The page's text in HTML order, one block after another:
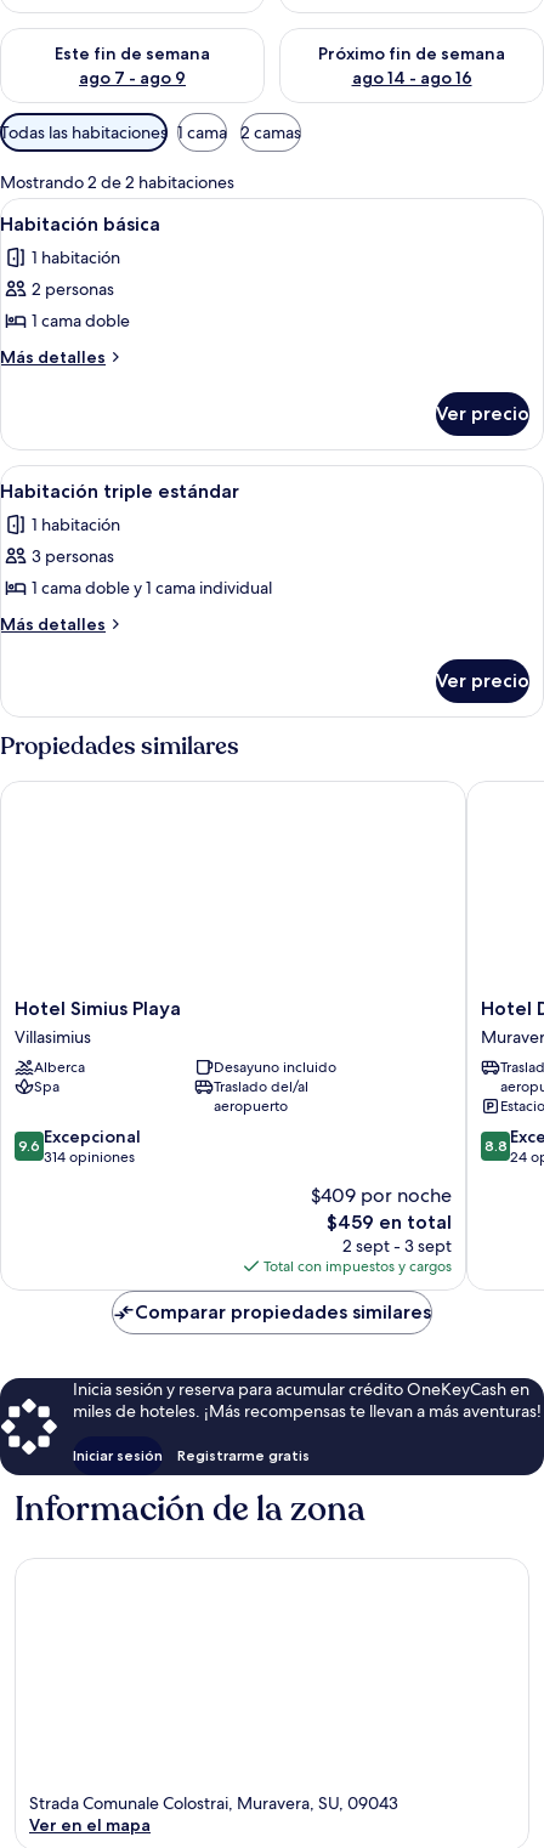
Este fin de semana
ago 7 - ago 9
Consulta la disponibilidad para este fin de semana ago 7 -
Próximo fin de semana
ago 14 - ago 16
Consulta la disponibilidad
Filtros
disponibles
para
las
habitaciones
Todas las habitaciones 1 cama 2 camas
Mostrando 2 de 2 habitaciones
Abrir
todas
las
fotos
de
Habitación
Un dormitorio con cama, mesitas de
4
Habitación básica
1 habitación
2 personas
1 cama doble
Más detalles
Más
básica
Ver precio
Abrir
todas
las
fotos
de
Habitación
Un dormitorio con cama, mesitas de
1
Habitación triple estándar
1 habitación
3 personas
1 cama doble y 1 cama individual
Más detalles
Más
triple
estándar
Ver precio
Propiedades similares
Hotel
Simius
Playa
Villasimius
Hotel Simius Playa
Villasimius
Alberca
Desayuno incluido
Spa
Traslado del/al
aeropuerto
9.6
de
9.6 Excepcional
314 opiniones
$409 por noche
El
precio
actual
es
de
$459
$459 en total
2 sept - 3 sept
Total con impuestos y cargos
Hotel Simius Playa
Hotel
Domu
Hotel
8.8
de
8.8
24
Hotel
Comparar propiedades similares
Inicia sesión y reserva para acumular crédito OneKeyCash en
miles de hoteles. ¡Más recompensas te llevan a más aventuras!
Iniciar sesión Registrarme gratis
Información de la zona
Strada Comunale Colostrai, Muravera, SU, 09043
Ver en el mapa